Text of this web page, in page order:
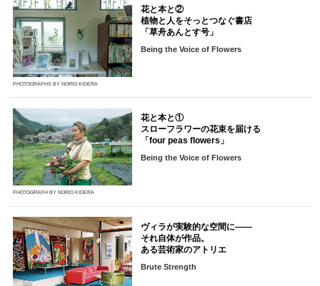
PHOTOGRAPHS BY NORIO KIDERA
花と本と②
植物と人をそっとつなぐ書店
「草舟あんとす号」
Being the Voice of Flowers
PHOTOGRAPH BY NORIO KIDERA
花と本と①
スローフラワーの花束を届ける
「four peas flowers」
Being the Voice of Flowers
ヴィラが実験的な空間に――
それ自体が作品。
ある芸術家のアトリエ
Brute Strength